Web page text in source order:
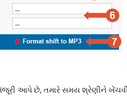
મંજૂરી આપે છે, તમારે સમય શ્રેણીને